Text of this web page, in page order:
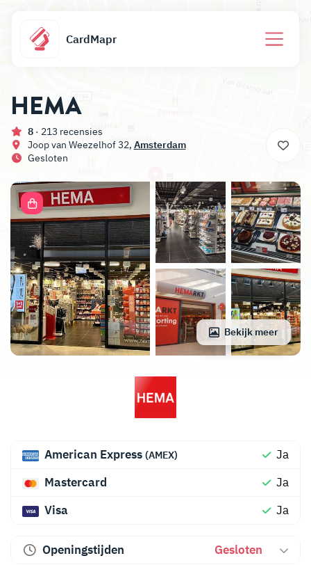
CardMapr
HEMA
8 · 213 recensies
Joop van Weezelhof 32, Amsterdam
Gesloten
Bekijk meer
American Express (AMEX)
Ja
Mastercard
Ja
Visa
Ja
Openingstijden Gesloten